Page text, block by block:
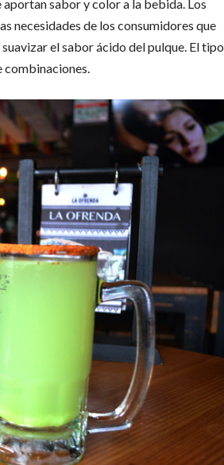
sabor y color a la bebida. Los
necesidades de los consumidores que
el sabor ácido del pulque. El tipo
combinaciones.